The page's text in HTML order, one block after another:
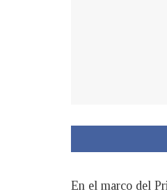
En el marco del